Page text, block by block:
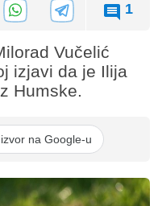
1
Vučelić
izjavi da je Ilija
Humske.
na Google-u